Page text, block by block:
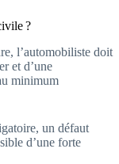
?
l’automobiliste doit
et d’une
minimum
un défaut
d’une forte